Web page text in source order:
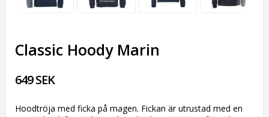
Classic Hoody Marin
649 SEK
Hoodtröja med ficka på magen. Fickan är utrustad med en